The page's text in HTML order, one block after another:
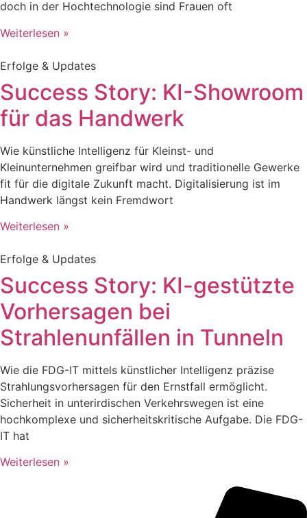
doch in der Hochtechnologie sind Frauen oft
Weiterlesen »
Erfolge & Updates
Success Story: KI-Showroom
für das Handwerk
Wie künstliche Intelligenz für Kleinst- und
Kleinunternehmen greifbar wird und traditionelle Gewerke
fit für die digitale Zukunft macht. Digitalisierung ist im
Handwerk längst kein Fremdwort
Weiterlesen »
Erfolge & Updates
Success Story: KI-gestützte
Vorhersagen bei
Strahlenunfällen in Tunneln
Wie die FDG-IT mittels künstlicher Intelligenz präzise
Strahlungsvorhersagen für den Ernstfall ermöglicht.
Sicherheit in unterirdischen Verkehrswegen ist eine
hochkomplexe und sicherheitskritische Aufgabe. Die FDG-
IT hat
Weiterlesen »